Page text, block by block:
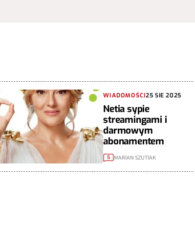
WIADOMOŚCI25 SIE 2025
Netia sypie
streamingami i
darmowym
abonamentem
5 MARIAN SZUTIAK